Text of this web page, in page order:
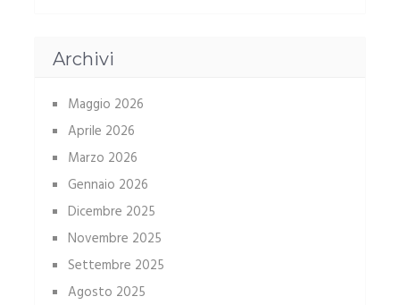
Archivi
Maggio 2026
Aprile 2026
Marzo 2026
Gennaio 2026
Dicembre 2025
Novembre 2025
Settembre 2025
Agosto 2025